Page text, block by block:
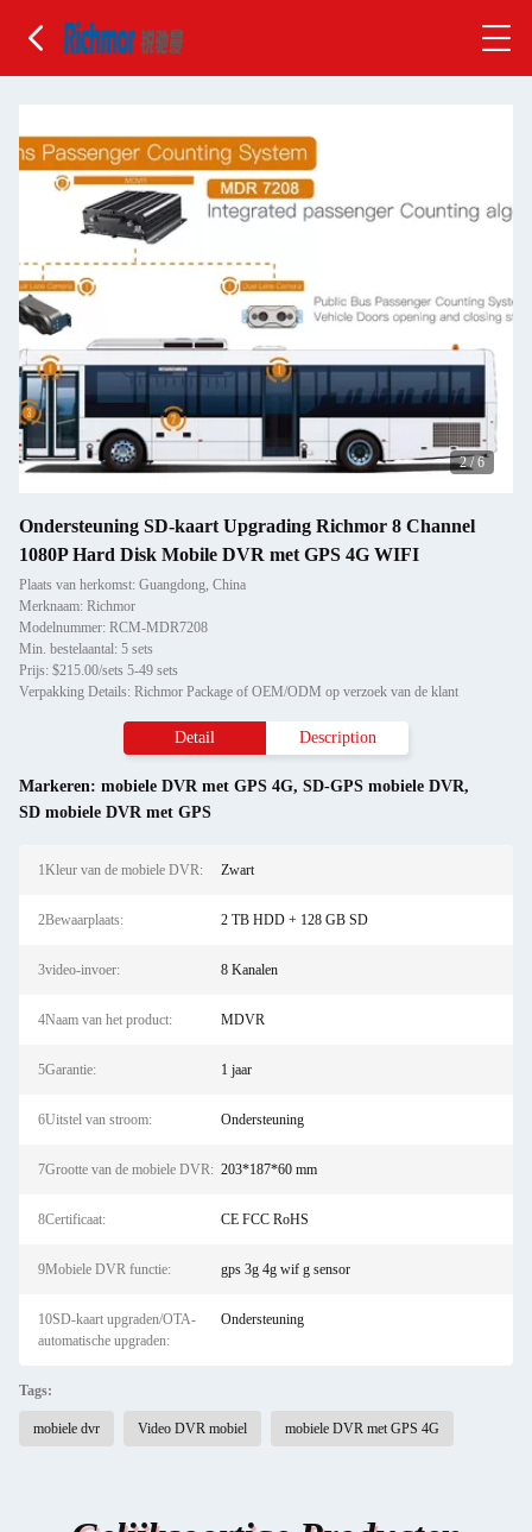
2/ 6
Ondersteuning SD-kaart Upgrading Richmor 8 Channel
1080P Hard Disk Mobile DVR met GPS 4G WIFI
Plaats van herkomst: Guangdong, China
Merknaam: Richmor
Modelnummer: RCM-MDR7208
Min. bestelaantal: 5 sets
Prijs: $215.00/sets 5-49 sets
Verpakking Details: Richmor Package of OEM/ODM op verzoek van de klant
Detail Description
Markeren: mobiele DVR met GPS 4G, SD-GPS mobiele DVR,
SD mobiele DVR met GPS
1Kleur van de mobiele DVR: Zwart
2Bewaarplaats: 2 TB HDD + 128 GB SD
3video-invoer: 8 Kanalen
4Naam van het product: MDVR
5Garantie: 1 jaar
6Uitstel van stroom: Ondersteuning
7Grootte van de mobiele DVR: 203*187*60 mm
8Certificaat: CE FCC RoHS
9Mobiele DVR functie: gps 3g 4g wif g sensor
10SD-kaart upgraden/OTA-
automatische upgraden:
Ondersteuning
Tags:
mobiele dvr Video DVR mobiel mobiele DVR met GPS 4G